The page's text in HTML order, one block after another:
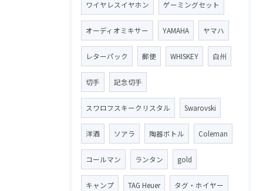
ワイヤレスイヤホン ゲーミングセット
オーディオミキサー YAMAHA ヤマハ
レターパック 郵便 WHISKEY 白州
切手 記念切手
スワロフスキークリスタル Swarovski
洋酒 ソアラ 陶器ボトル Coleman
コールマン ランタン gold
キャンプ TAG Heuer タグ・ホイヤー